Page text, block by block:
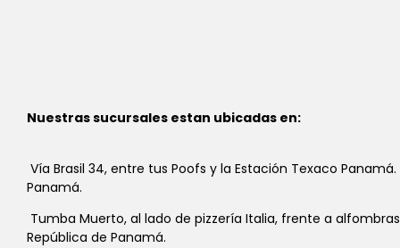
Nuestras sucursales estan ubicadas en:
Vía Brasil 34, entre tus Poofs y la Estación Texaco
Panamá.
Tumba Muerto, al lado de pizzería Italia, frente a
República de Panamá.